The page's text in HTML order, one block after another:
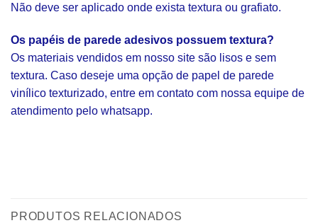
Não deve ser aplicado onde exista textura ou grafiato.
Os papéis de parede adesivos possuem textura?
Os materiais vendidos em nosso site são lisos e sem
textura. Caso deseje uma opção de papel de parede
vinílico texturizado, entre em contato com nossa equipe de
atendimento pelo whatsapp.
PRODUTOS RELACIONADOS